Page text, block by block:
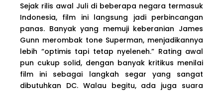
Sejak rilis awal Juli di beberapa negara termasuk
Indonesia, film ini langsung jadi perbincangan
panas. Banyak yang memuji keberanian James
Gunn merombak tone Superman, menjadikannya
lebih “optimis tapi tetap nyeleneh.” Rating awal
pun cukup solid, dengan banyak kritikus menilai
film ini sebagai langkah segar yang sangat
dibutuhkan DC. Walau begitu, ada juga suara